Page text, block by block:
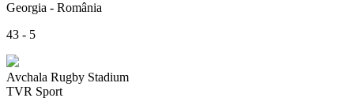
Georgia - România
43 - 5
Avchala Rugby Stadium
TVR Sport